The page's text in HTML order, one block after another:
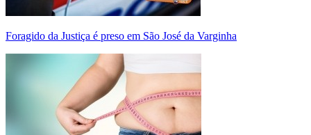
Foragido da Justiça é preso em São José da Varginha